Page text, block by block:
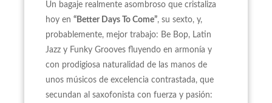
Un bagaje realmente asombroso que cristaliza
hoy en “Better Days To Come”, su sexto, y,
probablemente, mejor trabajo: Be Bop, Latin
Jazz y Funky Grooves fluyendo en armonía y
con prodigiosa naturalidad de las manos de
unos músicos de excelencia contrastada, que
secundan al saxofonista con fuerza y pasión: